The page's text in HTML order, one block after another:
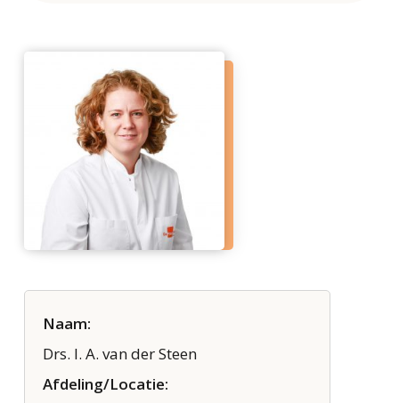
Naam:
Drs. I. A. van der Steen
Afdeling/Locatie: